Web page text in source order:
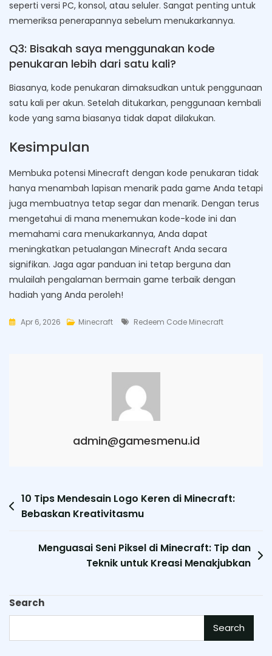
seperti versi PC, konsol, atau seluler. Sangat penting untuk
memeriksa penerapannya sebelum menukarkannya.
Q3: Bisakah saya menggunakan kode
penukaran lebih dari satu kali?
Biasanya, kode penukaran dimaksudkan untuk penggunaan
satu kali per akun. Setelah ditukarkan, penggunaan kembali
kode yang sama biasanya tidak dapat dilakukan.
Kesimpulan
Membuka potensi Minecraft dengan kode penukaran tidak
hanya menambah lapisan menarik pada game Anda tetapi
juga membuatnya tetap segar dan menarik. Dengan terus
mengetahui di mana menemukan kode-kode ini dan
memahami cara menukarkannya, Anda dapat
meningkatkan petualangan Minecraft Anda secara
signifikan. Jaga agar panduan ini tetap berguna dan
mulailah pengalaman bermain game terbaik dengan
hadiah yang Anda peroleh!
Apr 6, 2026 Minecraft Tags
Redeem Code Minecraft
admin@gamesmenu.id
Post
navigation
10 Tips Mendesain Logo Keren di Minecraft:
Bebaskan Kreativitasmu
Menguasai Seni Piksel di Minecraft: Tip dan
Teknik untuk Kreasi Menakjubkan
Search
Search